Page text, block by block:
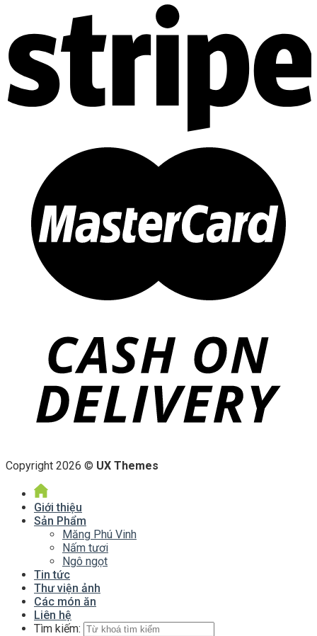
Copyright 2026 © UX Themes
Giới thiệu
Sản Phẩm
Măng Phú Vinh
Nấm tươi
Ngô ngọt
Tin tức
Thư viện ảnh
Các món ăn
Liên hệ
Tìm kiếm: